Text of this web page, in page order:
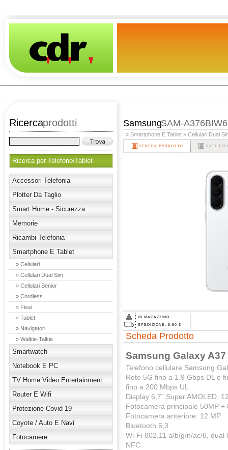
Ricercaprodotti
Ricerca per Telefono/Tablet
Accessori Telefonia
Plotter Da Taglio
Smart Home - Sicurezza
Memorie
Ricambi Telefonia
Smartphone E Tablet
» Cellulari
» Cellulari Dual Sim
» Cellulari Senior
» Cordless
» Fissi
» Tablet
» Navigatori
» Walkie-Talkie
Smartwatch
Notebook E PC
TV Home Video Entertainment
Router E Wifi
Protezione Covid 19
Coyote / Auto E Navi
Fotocamere
SamsungSAM-A376BIW6
» Smartphone E Tablet » Cellulari Dual
IN MAGAZZINO
SPEDIZIONE: 5,50 €
Scheda Prodotto
Samsung Galaxy
Telefono cellulare Samsung
Rete 5G fino a 1.9 Gbps DL e
fino a 200 Mbps UL
Display 6,7” Super AMOLED,
Fotocamera principale 50MP +
Fotocamera anteriore: 12 MP
Bluetooth 5,3
Wi-Fi 802.11 a/b/g/n/ac/6,
NFC